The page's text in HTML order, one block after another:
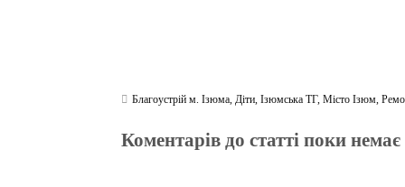
Благоустрій м. Ізюма,Діти,Ізюмська ТГ,Місто Ізюм,
Коментарів до статті поки немає